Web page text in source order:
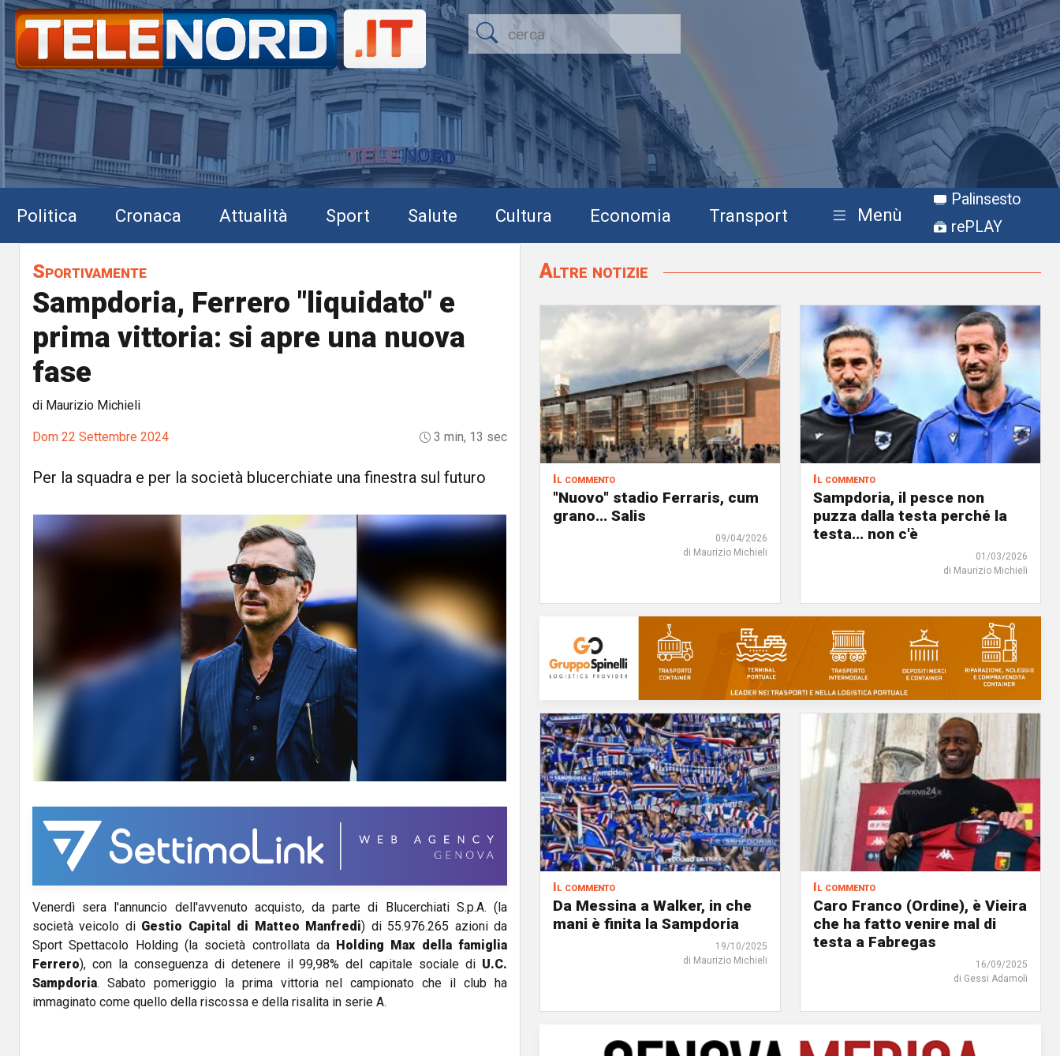
Politica Cronaca Attualità Sport Salute Cultura Economia Transport Menù
Palinsesto
rePLAY
Sportivamente
Sampdoria, Ferrero "liquidato" e
prima vittoria: si apre una nuova
fase
di Maurizio Michieli
Dom 22 Settembre 2024 3 min, 13 sec
Per la squadra e per la società blucerchiate una finestra sul futuro
Venerdì sera l'annuncio dell'avvenuto acquisto, da parte di Blucerchiati S.p.A. (la
società veicolo di Gestio Capital di Matteo Manfredi) di 55.976.265 azioni da
Sport Spettacolo Holding (la società controllata da Holding Max della famiglia
Ferrero), con la conseguenza di detenere il 99,98% del capitale sociale di U.C.
Sampdoria. Sabato pomeriggio la prima vittoria nel campionato che il club ha
immaginato come quello della riscossa e della risalita in serie A.
Altre notizie
Il commento
"Nuovo" stadio Ferraris, cum
grano... Salis
09/04/2026
di Maurizio Michieli
Il commento
Sampdoria, il pesce non
puzza dalla testa perché la
testa... non c'è
01/03/2026
di Maurizio Michieli
Il commento
Da Messina a Walker, in che
mani è finita la Sampdoria
19/10/2025
di Maurizio Michieli
Il commento
Caro Franco (Ordine), è Vieira
che ha fatto venire mal di
testa a Fabregas
16/09/2025
di Gessi Adamoli